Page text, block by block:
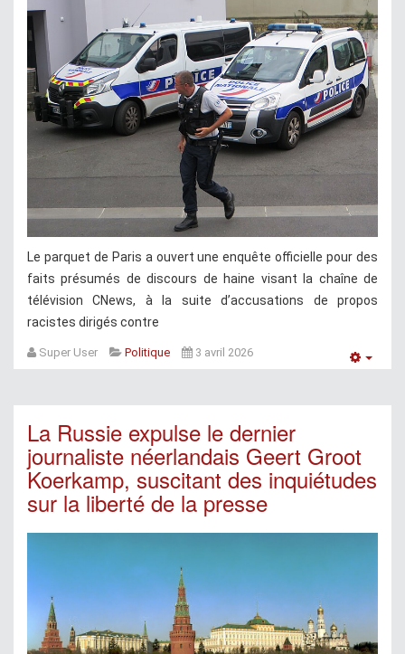
Le parquet de Paris a ouvert une enquête officielle pour des
faits présumés de discours de haine visant la chaîne de
télévision CNews, à la suite d’accusations de propos
racistes dirigés contre
Super User Politique 3 avril 2026
La Russie expulse le dernier
journaliste néerlandais Geert Groot
Koerkamp, suscitant des inquiétudes
sur la liberté de la presse